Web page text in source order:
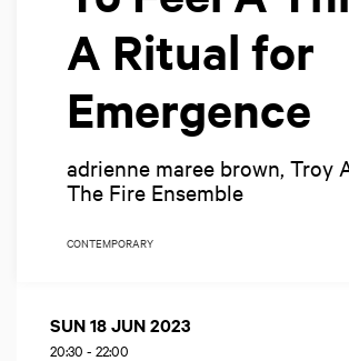
A Ritual for
Emergence
adrienne maree brown, Troy
The Fire Ensemble
CONTEMPORARY
SUN 18 JUN 2023
20:30 - 22:00